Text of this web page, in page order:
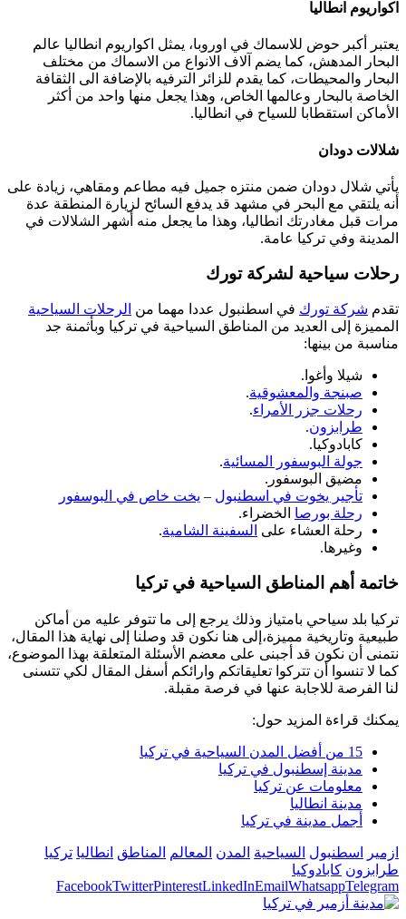
اكواريوم انطاليا
يعتبر أكبر حوض للاسماك في اوروبا، يمثل اكواريوم انطاليا عالم
البحار المدهش، كما يضم آلاف الانواع من الاسماك من مختلف
البحار والمحيطات، كما يقدم للزائر الترفيه بالإضافة الى الثقافة
الخاصة بالبحار وعالمها الخاص، وهذا يجعل منها واحد من أكثر
الأماكن استقطابا للسياح في انطاليا.
شلالات دودان
يأتي شلال دودان ضمن منتزه جميل فيه مطاعم ومقاهي، زيادة على
أنه يلتقي مع البحر في مشهد قد يدفع السائح لزيارة المنطقة عدة
مرات قبل مغادرتك انطاليا، وهذا ما يجعل منه أشهر الشلالات في
المدينة وفي تركيا عامة.
رحلات سياحية لشركة تورك
تقدم شركة تورك في اسطنبول عددا مهما من الرحلات السياحية
المميزة إلى العديد من المناطق السياحية في تركيا وبأثمنة جد
مناسبة من بينها:
شيلا وأغوا.
صبنجة والمعشوقية.
رحلات جزر الأمراء.
طرابزون.
كابادوكيا.
جولة البوسفور المسائية.
مضيق البوسفور.
تأجير يخوت في اسطنبول – يخت خاص في البوسفور
رحلة بورصا الخضراء.
رحلة العشاء على السفينة الشامية.
وغيرها.
خاتمة أهم المناطق السياحية في تركيا
تركيا بلد سياحي بامتياز وذلك يرجع إلى ما تتوفر عليه من أماكن
طبيعية وتاريخية مميزة،إلى هنا نكون قد وصلنا إلى نهاية هذا المقال،
نتمنى أن نكون قد أجبنى على معضم الأسئلة المتعلقة بهذا الموضوع،
كما لا تنسوا أن تتركوا تعليقاتكم وارائكم أسفل المقال لكي تتسنى
لنا الفرصة للاجابة عنها في فرصة مقبلة.
يمكنك قراءة المزيد حول:
15 من أفضل المدن السياحية في تركيا
مدينة إسطنبول في تركيا
معلومات عن تركيا
مدينة انطاليا
أجمل مدينة في تركيا
ازمير اسطنبول السياحية المدن المعالم المناطق انطاليا تركيا
طرابزون كابادوكيا
FacebookTwitterPinterestLinkedInEmailWhatsappTelegram